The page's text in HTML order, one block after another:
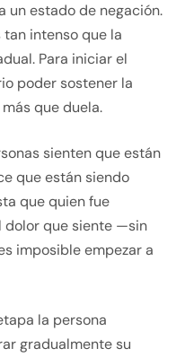
estado de negación.
intenso que la
Para iniciar el
poder sostener la
que duela.
sienten que están
que están siendo
que quien fue
dolor que siente —sin
imposible empezar a
la persona
gradualmente su